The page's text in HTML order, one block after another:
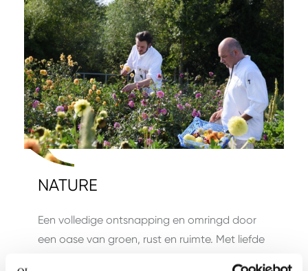
NATURE
Een volledige ontsnapping en omringd door
een oase van groen, rust en ruimte. Met liefde